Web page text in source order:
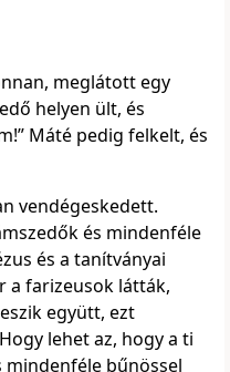
meglátott egy
helyen ült, és
Máté pedig felkelt, és
vendégeskedett.
és mindenféle
és a tanítványai
a farizeusok látták,
együtt, ezt
lehet az, hogy a ti
mindenféle bűnössel